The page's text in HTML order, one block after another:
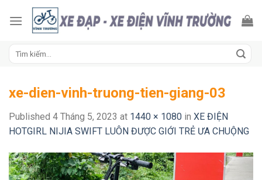
xe-dien-vinh-truong-tien-giang-03
Published 4 Tháng 5, 2023 at 1440 × 1080 in XE ĐIỆN
HOTGIRL NIJIA SWIFT LUÔN ĐƯỢC GIỚI TRẺ ƯA CHUỘNG